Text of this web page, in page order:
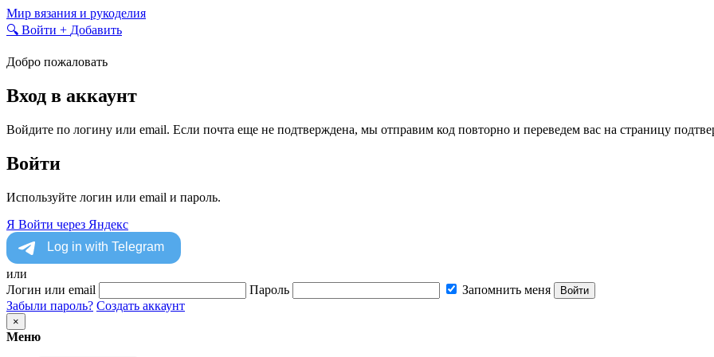
Skip
to
Мир вязания и рукоделия
🔍 Войти + Добавить
Добро пожаловать
Вход в аккаунт
Войдите по логину или email. Если почта еще не подтверждена, мы отправим код повторно и переведем вас на страницу
Войти
Используйте логин или email и пароль.
Я Войти через Яндекс
или
Логин или email
Пароль Запомнить меня Войти
Забыли пароль? Создать аккаунт
×
Меню